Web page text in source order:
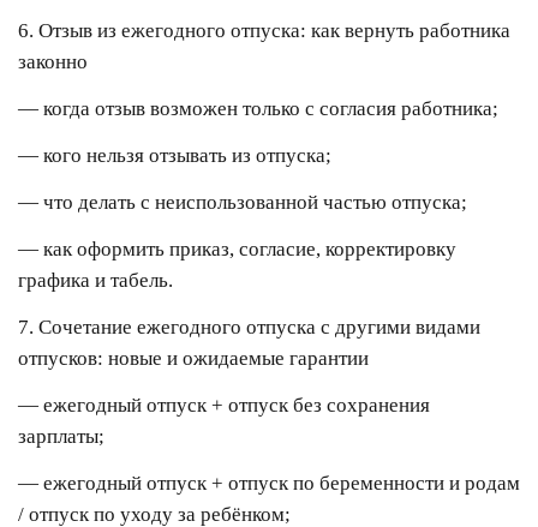
6. Отзыв из ежегодного отпуска: как вернуть работника
законно
— когда отзыв возможен только с согласия работника;
— кого нельзя отзывать из отпуска;
— что делать с неиспользованной частью отпуска;
— как оформить приказ, согласие, корректировку
графика и табель.
7. Сочетание ежегодного отпуска с другими видами
отпусков: новые и ожидаемые гарантии
— ежегодный отпуск + отпуск без сохранения
зарплаты;
— ежегодный отпуск + отпуск по беременности и родам
/ отпуск по уходу за ребёнком;